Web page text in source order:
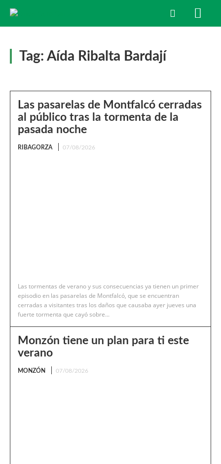
Tag: Aída Ribalta Bardají
Las pasarelas de Montfalcó cerradas
al público tras la tormenta de la
pasada noche
RIBAGORZA 07/08/2026
Las tormentas de verano y sus consecuencias ya tienen un primer
episodio en las pasarelas de Montfalcó, que se encuentran
cerradas a visitantes tras los daños que causaba ayer jueves una
fuerte tormenta que cayó sobre...
Monzón tiene un plan para ti este
verano
MONZÓN 07/08/2026